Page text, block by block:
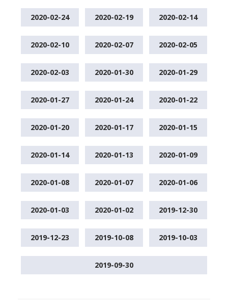
2020-02-24 2020-02-19 2020-02-14
2020-02-10 2020-02-07 2020-02-05
2020-02-03 2020-01-30 2020-01-29
2020-01-27 2020-01-24 2020-01-22
2020-01-20 2020-01-17 2020-01-15
2020-01-14 2020-01-13 2020-01-09
2020-01-08 2020-01-07 2020-01-06
2020-01-03 2020-01-02 2019-12-30
2019-12-23 2019-10-08 2019-10-03
2019-09-30